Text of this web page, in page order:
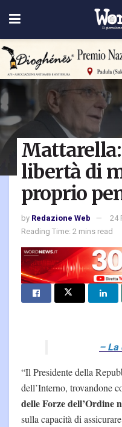
libertà di
proprio
by Redazione Web
24
Reading Time: 2 mins read
– La
“Il Presidente della
dell’Interno, trovandone
delle Forze dell’Ordine
sulla capacità di